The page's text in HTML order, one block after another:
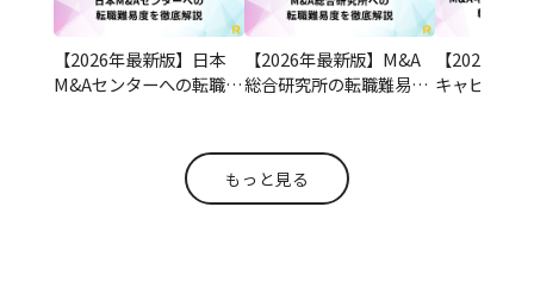
【2026年最新版】日本
M&Aセンターへの転職難
【2026年最新版】M&A
総合研究所の転職難易度
人物像を徹底解説
【2026年
キャピタル
もっと見る